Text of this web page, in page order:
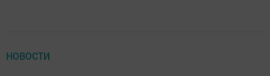
НОВОСТИ